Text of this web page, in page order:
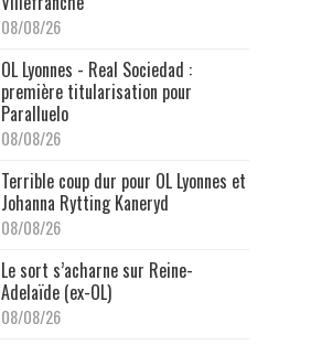
08/08/26
OL Lyonnes - Real Sociedad :
première titularisation pour
Paralluelo
08/08/26
Terrible coup dur pour OL Lyonnes et
Johanna Rytting Kaneryd
08/08/26
Le sort s’acharne sur Reine-
Adelaïde (ex-OL)
08/08/26